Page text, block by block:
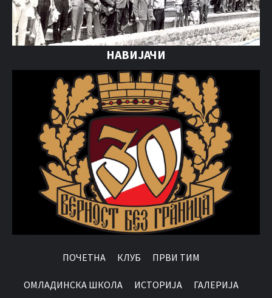
НАВИЈАЧИ
ПОЧЕТНА КЛУБ ПРВИ ТИМ
OМЛАДИНСКА ШКОЛА ИСТОРИЈА ГАЛЕРИЈА